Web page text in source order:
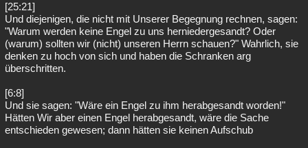
[25:21]
Und diejenigen, die nicht mit Unserer Begegnung rechnen, sagen:
"Warum werden keine Engel zu uns herniedergesandt? Oder
(warum) sollten wir (nicht) unseren Herrn schauen?" Wahrlich, sie
denken zu hoch von sich und haben die Schranken arg
überschritten.
[6:8]
Und sie sagen: "Wäre ein Engel zu ihm herabgesandt worden!"
Hätten Wir aber einen Engel herabgesandt, wäre die Sache
entschieden gewesen; dann hätten sie keinen Aufschub